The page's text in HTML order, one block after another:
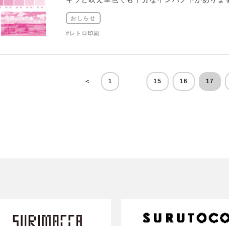
おしらせ
#レトロ印刷
＜ 1 ... 15 16 17